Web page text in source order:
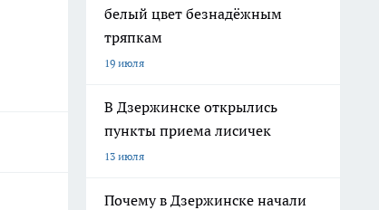
белый цвет безнадёжным
тряпкам
19 июля
В Дзержинске открылись
пункты приема лисичек
13 июля
Почему в Дзержинске начали